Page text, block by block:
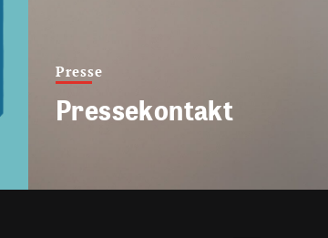
Presse
Pressekontakt